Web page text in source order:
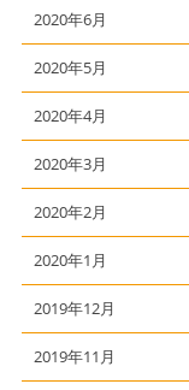
2020年6月
2020年5月
2020年4月
2020年3月
2020年2月
2020年1月
2019年12月
2019年11月